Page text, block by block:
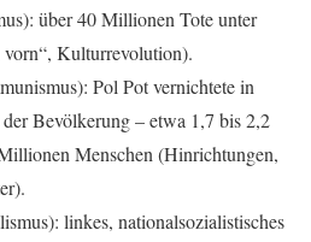
über 40 Millionen Tote unter
Kulturrevolution).
Pol Pot vernichtete in
Bevölkerung – etwa 1,7 bis 2,2
Menschen (Hinrichtungen,
linkes, nationalsozialistisches